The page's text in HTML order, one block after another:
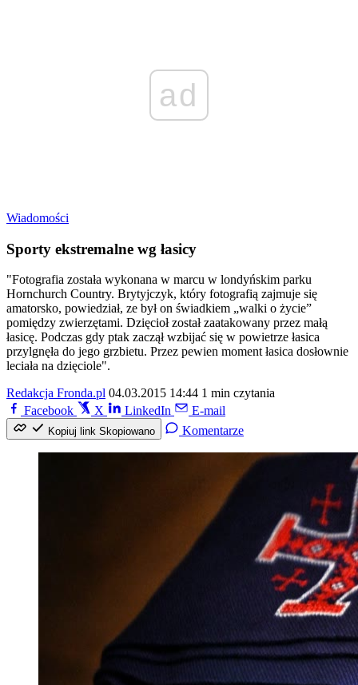
ad
Wiadomości
Sporty ekstremalne wg łasicy
"Fotografia została wykonana w marcu w londyńskim parku
Hornchurch Country. Brytyjczyk, który fotografią zajmuje się
amatorsko, powiedział, ze był on świadkiem „walki o życie”
pomiędzy zwierzętami. Dzięcioł został zaatakowany przez małą
łasicę. Podczas gdy ptak zaczął wzbijać się w powietrze łasica
przylgnęła do jego grzbietu. Przez pewien moment łasica dosłownie
leciała na dzięciole".
Redakcja Fronda.pl 04.03.2015 14:44 1 min czytania
Facebook
X LinkedIn E-mail
Kopiuj link Skopiowano Komentarze